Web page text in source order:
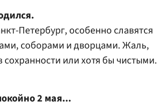
Петербург, особенно славятся
соборами и дворцами. Жаль,
сохранности или хотя бы чистыми.
2 мая...